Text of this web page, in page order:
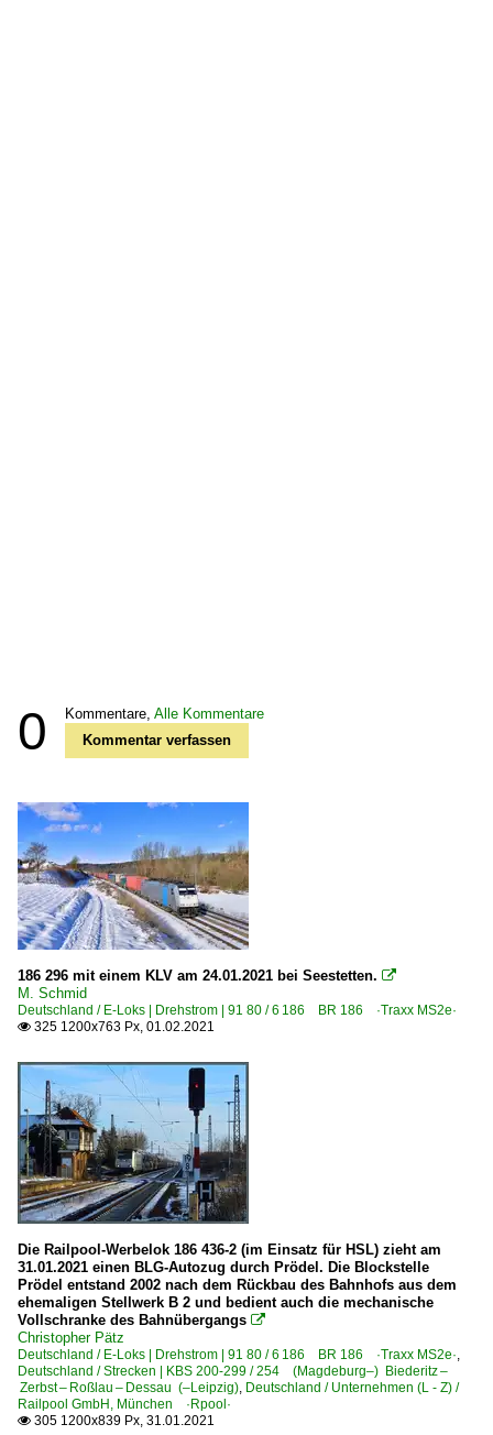
0 Kommentare, Alle Kommentare
Kommentar verfassen
186 296 mit einem KLV am 24.01.2021 bei Seestetten. 
M. Schmid
Deutschland / E-Loks | Drehstrom | 91 80 / 6 186 BR 186 ·Traxx MS2e·
 325 1200x763 Px, 01.02.2021
Die Railpool-Werbelok 186 436-2 (im Einsatz für HSL) zieht am
31.01.2021 einen BLG-Autozug durch Prödel. Die Blockstelle
Prödel entstand 2002 nach dem Rückbau des Bahnhofs aus dem
ehemaligen Stellwerk B 2 und bedient auch die mechanische
Vollschranke des Bahnübergangs 
Christopher Pätz
Deutschland / E-Loks | Drehstrom | 91 80 / 6 186 BR 186 ·Traxx MS2e·,
Deutschland / Strecken | KBS 200-299 / 254 (Magdeburg–) Biederitz –
Zerbst – Roßlau – Dessau (–Leipzig), Deutschland / Unternehmen (L - Z) /
Railpool GmbH, München ·Rpool·
 305 1200x839 Px, 31.01.2021